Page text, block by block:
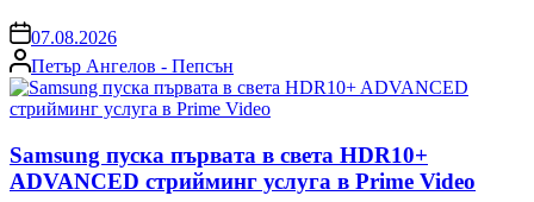
on07.08.2026
Posted
by
Петър Ангелов - Пепсън
Samsung пуска първата в света HDR10+
ADVANCED стрийминг услуга в Prime Video